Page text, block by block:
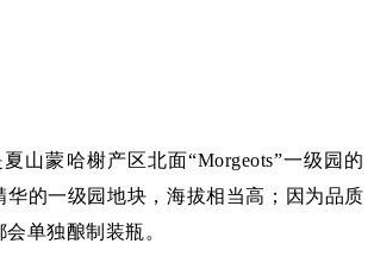
夏山蒙哈榭产区北面“Morgeots”一级园的
华的一级园地块，海拔相当高；因为品质
单独酿制装瓶。